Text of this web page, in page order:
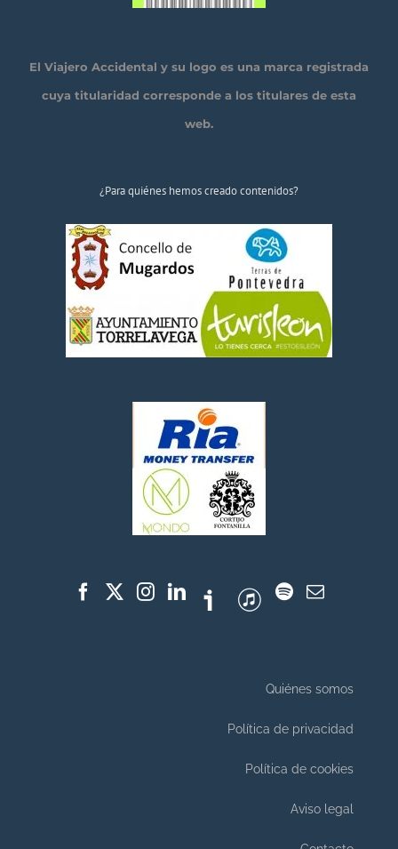
El Viajero Accidental y su logo es una marca registrada
cuya titularidad corresponde a los titulares de esta
web.
¿Para quiénes hemos creado contenidos?
Quiénes somos
Política de privacidad
Política de cookies
Aviso legal